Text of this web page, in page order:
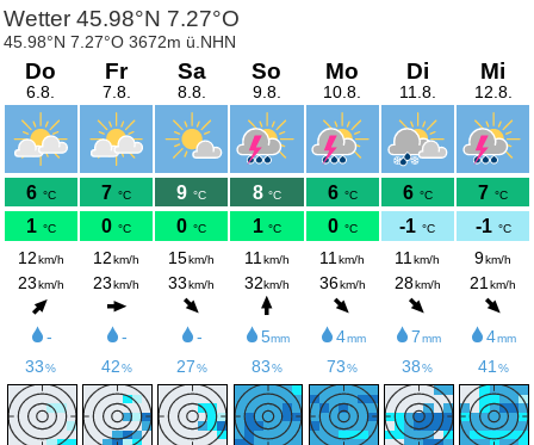
Wetter 45.98°N 7.27°O
45.98°N 7.27°O 3672m ü.NHN
Do
6.8.
6 °C
1 °C
12km/h
23km/h
-
33 %
Fr
7.8.
7 °C
0 °C
12km/h
23km/h
-
42%
Sa
8.8.
9 °C
0 °C
15km/h
33 km/h
-
27%
So
9.8.
8 °C
1 °C
11 km/h
32km/h
5mm
83%
Mo
10.8.
6 °C
0 °C
11 km/h
36km/h
4mm
73%
Di
11.8.
6 °C
-1 °C
11 km/h
28km/h
7mm
38 %
Mi
12.8.
7 °C
-1 °C
9km/h
21 km/h
4mm
41%